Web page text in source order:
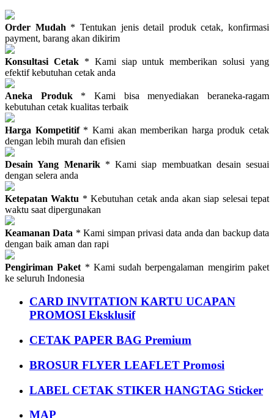
Order Mudah * Tentukan jenis detail produk cetak, konfirmasi
payment, barang akan dikirim
Konsultasi Cetak* Kami siap untuk memberikan solusi yang
efektif kebutuhan cetak anda
Aneka Produk * Kami bisa menyediakan beraneka-ragam
kebutuhan cetak kualitas terbaik
Harga Kompetitif* Kami akan memberikan harga produk cetak
dengan lebih murah dan efisien
Desain Yang Menarik* Kami siap membuatkan desain sesuai
dengan selera anda
Ketepatan Waktu * Kebutuhan cetak anda akan siap selesai tepat
waktu saat dipergunakan
Keamanan Data * Kami simpan privasi data anda dan backup data
dengan baik aman dan rapi
Pengiriman Paket * Kami sudah berpengalaman mengirim paket
ke seluruh Indonesia
CARD INVITATION KARTU UCAPAN
PROMOSI Eksklusif
CETAK PAPER BAG Premium
BROSUR FLYER LEAFLET Promosi
LABEL CETAK STIKER HANGTAG Sticker
MAP